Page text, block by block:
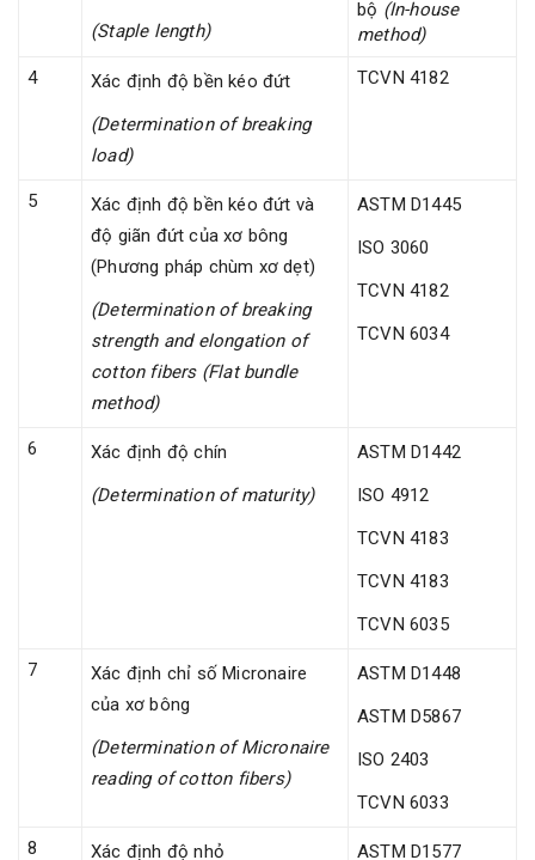
(Staple length)
bộ (In-house
method)
4
Xác định độ bền kéo đứt
(Determination of breaking
load)
TCVN 4182
5
Xác định độ bền kéo đứt và
độ giãn đứt của xơ bông
(Phương pháp chùm xơ dẹt)
(Determination of breaking
strength and elongation of
cotton fibers (Flat bundle
method)
ASTM D1445
ISO 3060
TCVN 4182
TCVN 6034
6
Xác định độ chín
(Determination of maturity)
ASTM D1442
ISO 4912
TCVN 4183
TCVN 4183
TCVN 6035
7
Xác định chỉ số Micronaire
của xơ bông
(Determination of Micronaire
reading of cotton fibers)
ASTM D1448
ASTM D5867
ISO 2403
TCVN 6033
8
Xác định độ nhỏ
ASTM D1577